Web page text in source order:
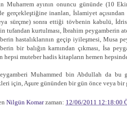
Muharrem ayının onuncu gününde (10
gerçekleştiğine inanlan, İslamiyet
sürçme) sonra ettiği tövbenin kabulü,
tufandan kurtulması, İbrahim peygamberin
hastalıklarının geçip iyileşmesi, Musa
bir balığın karnından çıkması, İsa
hepsi muteber hadis kitapların hemen
Muhammed bin Abdullah da bu
için, Aşure gününden bir gün önce veya bir
Nilgün Komar zaman: 12/06/2011 12:18:00